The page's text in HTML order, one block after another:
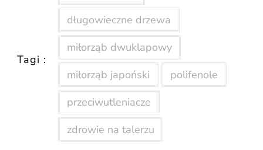
Tagi :
długowieczne drzewa
miłorząb dwuklapowy
miłorząb japoński
polifenole
przeciwutleniacze
zdrowie na talerzu